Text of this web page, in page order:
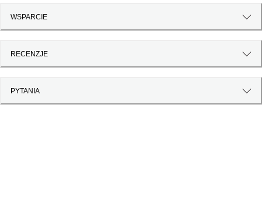
WSPARCIE
RECENZJE
PYTANIA